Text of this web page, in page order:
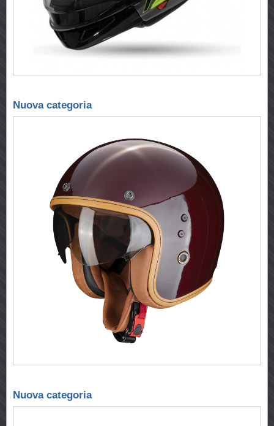
Nuova categoria
Nuova categoria